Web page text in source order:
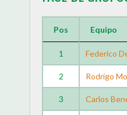
Pos Equipo
1 Federico
2 Rodrigo
3 Carlos